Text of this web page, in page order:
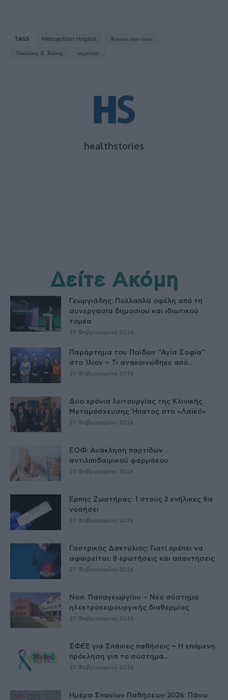
TAGS Metropolitan Hospital
Άπνοια στον ύπνο
Νικόλαος Δ. Χαΐνης
ροχαλητό
healthstories
Δείτε Ακόμη
Γεωργιάδης: Πολλαπλά οφέλη από τη
συνεργασία δημοσίου και ιδιωτικού
τομέα
27 Φεβρουαρίου 2026
Παράρτημα του Παίδων “Αγία Σοφία”
στο Ίλιον – Τι ανακοινώθηκε από...
27 Φεβρουαρίου 2026
Δύο χρόνια λειτουργίας της Κλινικής
Μεταμόσχευσης Ήπατος στο «Λαϊκό»
27 Φεβρουαρίου 2026
ΕΟΦ: Ανάκληση παρτίδων
αντιλιπιδαιμικού φαρμάκου
27 Φεβρουαρίου 2026
Έρπης Ζωστήρας: 1 στους 3 ενήλικες θα
νοσήσει
27 Φεβρουαρίου 2026
Γαστρικός Δακτύλιος: Γιατί πρέπει να
αφαιρείται; 8 ερωτήσεις και απαντήσεις
27 Φεβρουαρίου 2026
Νοσ. Παπαγεωργίου – Νέο σύστημα
ηλεκτροχειρουργικής διαθερμίας
27 Φεβρουαρίου 2026
ΣΦΕΕ για Σπάνιες παθήσεις – Η επόμενη
πρόκληση για το σύστημα...
27 Φεβρουαρίου 2026
Ημέρα Σπανίων Παθήσεων 2026: Πάνω